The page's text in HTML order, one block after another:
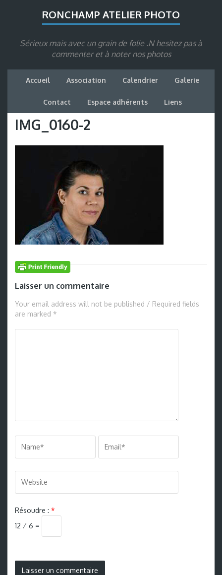
RONCHAMP ATELIER PHOTO
Sérieux mais avec un grain de folie .N hesitez pas à
commenter et à noter nos photos
Accueil Association Calendrier Galerie
Contact Espace adhérents Liens
IMG_0160-2
Laisser un commentaire
Your email address will not be published / Required fields
are marked *
Résoudre : *
12 ⁄ 6 =